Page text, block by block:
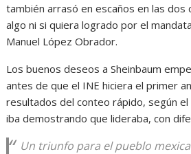
también arrasó en escaños en las dos
algo ni si quiera logrado por el
Manuel López Obrador.
Los buenos deseos a Sheinbaum
antes de que el INE hiciera el primer
resultados del conteo rápido, según
iba demostrando que lideraba, con
Un triunfo para el pueblo